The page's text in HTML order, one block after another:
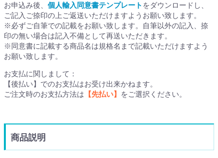
お申込み後、 個人輸入同意書テンプレート をダウンロードし、
ご記入ご捺印の上ご返送いただけますようお願い致します。
※必ずご自筆での記載をお願い致します。自筆以外の記入、捺
印の無い場合は記入不備として再送いただきます。
※同意書に記載する商品名は規格名まで記載いただけますよう
お願い致します。
お支払に関しまして：
【後払い】でのお支払はお受け出来かねます。
ご注文時のお支払方法は 【先払い】 をご選択ください。
商品説明